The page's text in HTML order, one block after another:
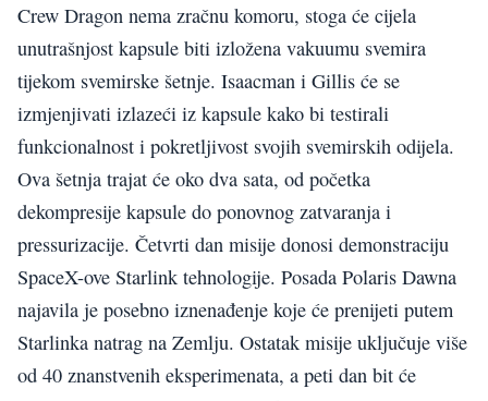
Crew Dragon nema zračnu komoru, stoga će cijela
unutrašnjost kapsule biti izložena vakuumu svemira
tijekom svemirske šetnje. Isaacman i Gillis će se
izmjenjivati izlazeći iz kapsule kako bi testirali
funkcionalnost i pokretljivost svojih svemirskih odijela.
Ova šetnja trajat će oko dva sata, od početka
dekompresije kapsule do ponovnog zatvaranja i
pressurizacije. Četvrti dan misije donosi demonstraciju
SpaceX-ove Starlink tehnologije. Posada Polaris Dawna
najavila je posebno iznenađenje koje će prenijeti putem
Starlinka natrag na Zemlju. Ostatak misije uključuje više
od 40 znanstvenih eksperimenata, a peti dan bit će